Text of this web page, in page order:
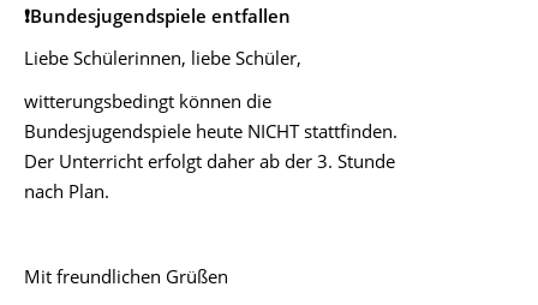
❗Bundesjugendspiele entfallen
Liebe Schülerinnen, liebe Schüler,
witterungsbedingt können die
Bundesjugendspiele heute NICHT stattfinden.
Der Unterricht erfolgt daher ab der 3. Stunde
nach Plan.
Mit freundlichen Grüßen